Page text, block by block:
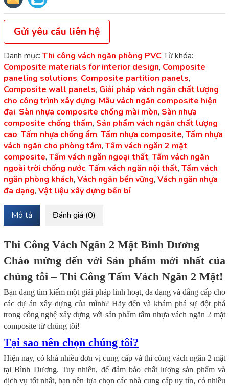
Gửi yêu cầu liên hệ
Danh mục: Thi công vách ngăn phòng PVCTừ khóa:
Composite materials for interior design, Composite
paneling solutions, Composite partition panels,
Composite wall panels, Giải pháp vách ngăn chất lượng
cho công trình xây dựng, Mẫu vách ngăn composite hiện
đại, Sàn nhựa composite chống mài mòn, Sàn nhựa
composite chống thấm, Sản phẩm vách ngăn chất lượng
cao, Tấm nhựa chống ẩm, Tấm nhựa composite, Tấm nhựa
vách ngăn cho phòng tắm, Tấm vách ngăn 2 mặt
composite, Tấm vách ngăn ngoại thất, Tấm vách ngăn
ngoài trời chống nước, Tấm vách ngăn nội thất, Tấm vách
ngăn phòng khách, Vách ngăn bền vững, Vách ngăn nhựa
đa dạng, Vật liệu xây dựng bền bỉ
Mô tả Đánh giá (0)
Thi Công Vách Ngăn 2 Mặt Bình Dương
Chào mừng đến với Sản phẩm mới nhất của
chúng tôi – Thi Công Tấm Vách Ngăn 2 Mặt!
Bạn đang tìm kiếm một giải pháp linh hoạt, đa dạng và đẳng cấp cho
các dự án xây dựng của mình? Hãy đến và khám phá sự đột phá
trong công nghệ xây dựng với sản phẩm tấm nhựa vách ngăn 2 mặt
composite từ chúng tôi!
Tại sao nên chọn chúng tôi?
Hiện nay, có khá nhiều đơn vị cung cấp và thi công vách ngăn 2 mặt
tại Bình Dương. Tuy nhiên, để đảm bảo chất lượng sản phẩm và
dịch vụ tốt nhất, bạn nên lựa chọn các nhà cung cấp uy tín, có nhiều